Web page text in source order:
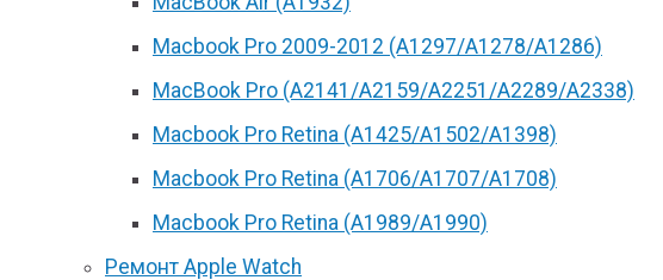
Macbook Pro 2009-2012 (A1297/A1278/A1286)
MacBook Pro (А2141/А2159/А2251/A2289/A2338)
Macbook Pro Retina (А1425/A1502/A1398)
Macbook Pro Retina (А1706/A1707/A1708)
Macbook Pro Retina (А1989/A1990)
Ремонт Apple Watch